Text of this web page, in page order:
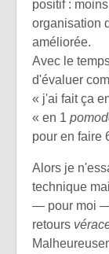
positif :
organisation
améliorée.
Avec le
d'évaluer
« j'ai fait ça
« en 1
pour en faire
Alors je
technique
— pour moi —
retours